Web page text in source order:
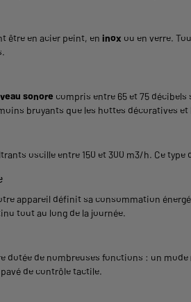
être en acier peint, en inox ou en verre.
sonore compris entre 65 et 75
bruyants que les hottes décoratives
oscille entre 150 et 300 m3/h. Ce type
appareil définit sa consommation
tout au long de la journée.
dotée de nombreuses fonctions : un mode
de contrôle tactile.